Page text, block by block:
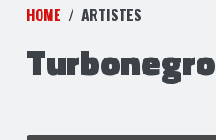
HOME ARTISTES
Turbonegro